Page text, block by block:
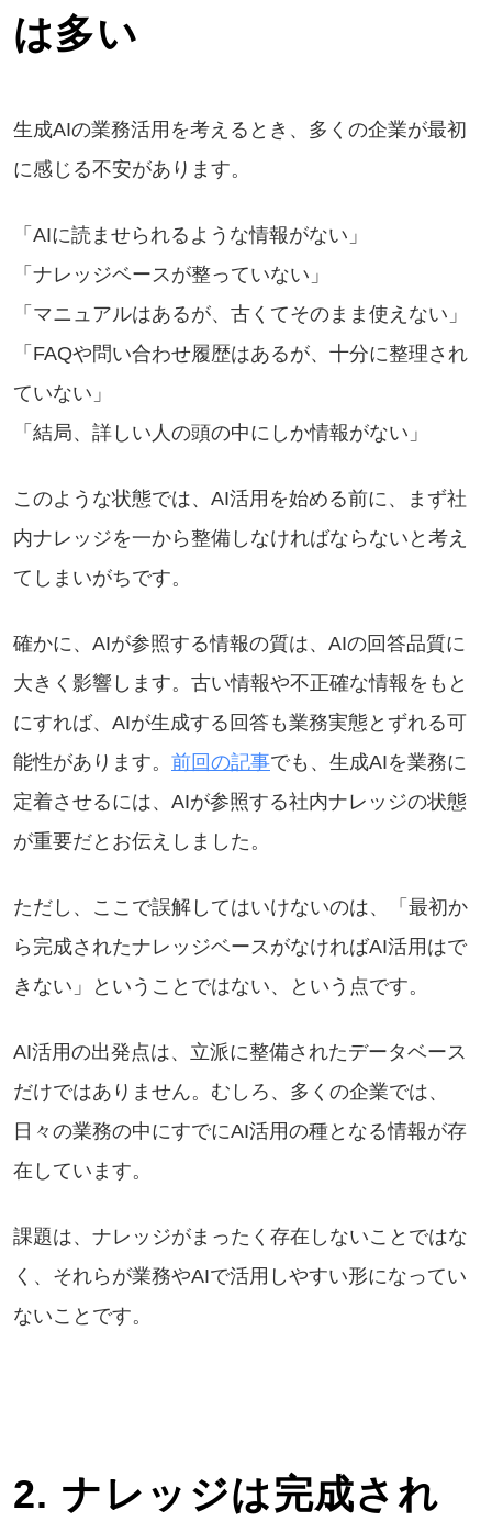
は多い
生成AIの業務活用を考えるとき、多くの企業が最初
に感じる不安があります。
「AIに読ませられるような情報がない」
「ナレッジベースが整っていない」
「マニュアルはあるが、古くてそのまま使えない」
「FAQや問い合わせ履歴はあるが、十分に整理され
ていない」
「結局、詳しい人の頭の中にしか情報がない」
このような状態では、AI活用を始める前に、まず社
内ナレッジを一から整備しなければならないと考え
てしまいがちです。
確かに、AIが参照する情報の質は、AIの回答品質に
大きく影響します。古い情報や不正確な情報をもと
にすれば、AIが生成する回答も業務実態とずれる可
能性があります。 前回の記事でも、生成AIを業務に
定着させるには、AIが参照する社内ナレッジの状態
が重要だとお伝えしました。
ただし、ここで誤解してはいけないのは、「最初か
ら完成されたナレッジベースがなければAI活用はで
きない」ということではない、という点です。
AI活用の出発点は、立派に整備されたデータベース
だけではありません。むしろ、多くの企業では、
日々の業務の中にすでにAI活用の種となる情報が存
在しています。
課題は、ナレッジがまったく存在しないことではな
く、それらが業務やAIで活用しやすい形になってい
ないことです。
2. ナレッジは完成され